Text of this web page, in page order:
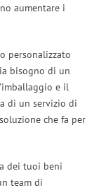
aumentare i
personalizzato
bisogno di un
e il
di un servizio di
che fa per
dei tuoi beni
team di